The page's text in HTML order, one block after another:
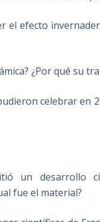
efecto
¿Por qué su
celebrar en
un desarrollo
fue el material?